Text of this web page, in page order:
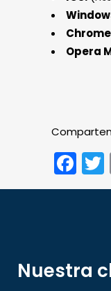
Opera
Nuestra